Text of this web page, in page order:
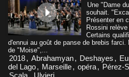
Une "Dame
souhait.
Présenter en
Rossini relève
Certains
d'ennui au goût de panse de brebis
de "Moise",...
2018, Abrahamyan, Deshayes ,
del Lago, Marseille, opéra, Pérez-
Scala, Ulvieri